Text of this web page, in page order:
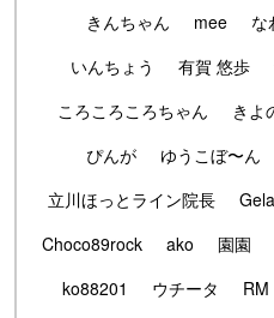
きんちゃん
mee な
いんちょう
有賀 悠歩
ころころころちゃん
きよ
ぴんが
ゆうこぼ〜ん
立川ほっとライン院長
Choco89rock
ako 園園
ko88201
ウチータ RM